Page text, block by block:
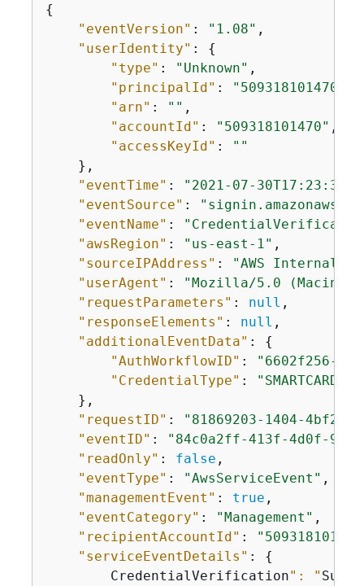
{
"eventVersion" : "1.08" ,
"userIdentity" : {
"type" : "Unknown" ,
"principalId" : "509318101470"
"arn" : "" ,
"accountId" : "509318101470" ,
"accessKeyId" :
""
    },
"eventTime" : "2021-07-30T17:23:39Z"
"eventSource" :
"eventName" :
"awsRegion" : "us-east-1" ,
"sourceIPAddress" : "AWS Internal"
"userAgent" :
"Mozilla/5.0
"requestParameters" : null ,
"responseElements" : null ,
"additionalEventData" : {
"AuthWorkflowID" :
"6602f256-
"CredentialType" :
"SMARTCARD"
    },
"requestID" :
"81869203-1404-4bf2-
"eventID" :
"84c0a2ff-413f-4d0f-
"readOnly" : false ,
"eventType" : "AwsServiceEvent" ,
"managementEvent" : true ,
"eventCategory" : "Management" ,
"recipientAccountId" :
"serviceEventDetails" : {
        CredentialVerification
": "